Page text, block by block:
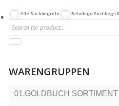
Alle Suchbegriffe Beliebige
WARENGRUPPEN
01.GOLDBUCH